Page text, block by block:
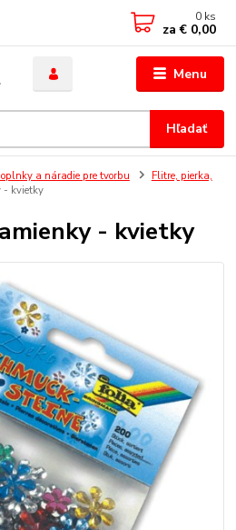
Menu
Hľadať
0 ks
za € 0,00
a náradie pre tvorbu
Flitre, pierka,
- kvietky
- kvietky